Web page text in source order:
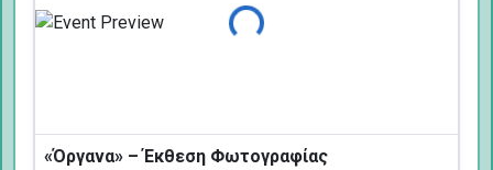
Φόρτωση...
«Όργανα» – Έκθεση Φωτογραφίας